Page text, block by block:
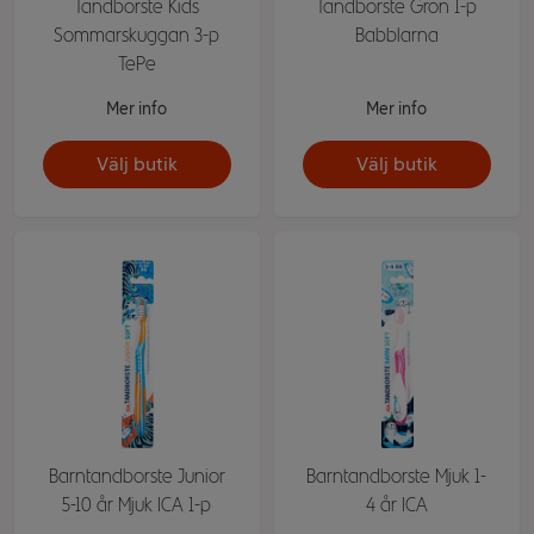
Tandborste Kids
Sommarskuggan 3-p
TePe
Mer info
Välj butik
Tandborste Grön 1-p
Babblarna
Mer info
Välj butik
Barntandborste Junior
5-10 år Mjuk ICA 1-p
Barntandborste Mjuk 1-
4 år ICA